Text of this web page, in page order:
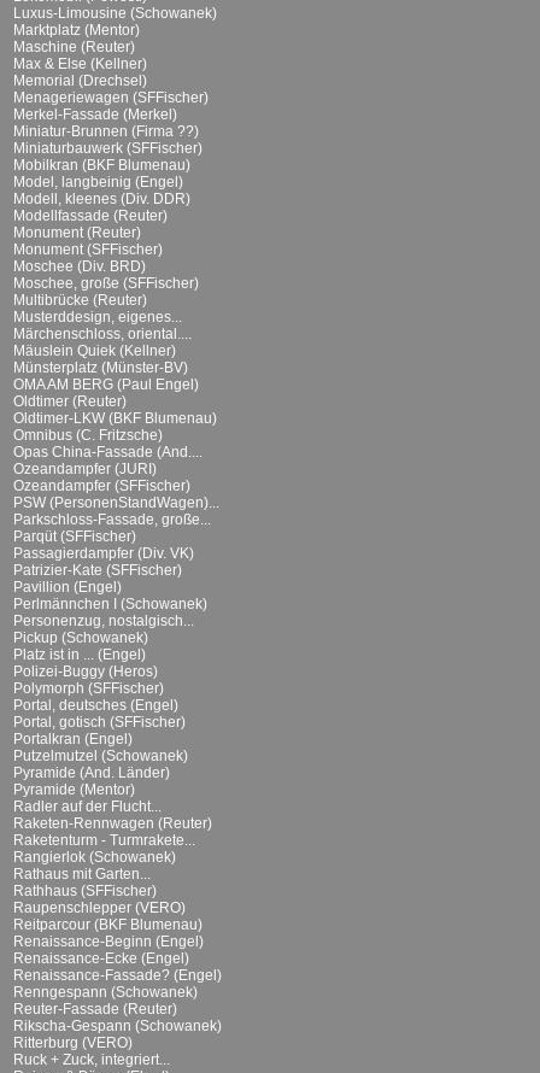
Luxus-Limousine (Schowanek)
Marktplatz (Mentor)
Maschine (Reuter)
Max & Else (Kellner)
Memorial (Drechsel)
Menageriewagen (SFFischer)
Merkel-Fassade (Merkel)
Miniatur-Brunnen (Firma ??)
Miniaturbauwerk (SFFischer)
Mobilkran (BKF Blumenau)
Model, langbeinig (Engel)
Modell, kleenes (Div. DDR)
Modellfassade (Reuter)
Monument (Reuter)
Monument (SFFischer)
Moschee (Div. BRD)
Moschee, große (SFFischer)
Multibrücke (Reuter)
Musterddesign, eigenes...
Märchenschloss, oriental....
Mäuslein Quiek (Kellner)
Münsterplatz (Münster-BV)
OMA AM BERG (Paul Engel)
Oldtimer (Reuter)
Oldtimer-LKW (BKF Blumenau)
Omnibus (C. Fritzsche)
Opas China-Fassade (And....
Ozeandampfer (JURI)
Ozeandampfer (SFFischer)
PSW (PersonenStandWagen)...
Parkschloss-Fassade, große...
Parqüt (SFFischer)
Passagierdampfer (Div. VK)
Patrizier-Kate (SFFischer)
Pavillion (Engel)
Perlmännchen I (Schowanek)
Personenzug, nostalgisch...
Pickup (Schowanek)
Platz ist in ... (Engel)
Polizei-Buggy (Heros)
Polymorph (SFFischer)
Portal, deutsches (Engel)
Portal, gotisch (SFFischer)
Portalkran (Engel)
Putzelmutzel (Schowanek)
Pyramide (And. Länder)
Pyramide (Mentor)
Radler auf der Flucht...
Raketen-Rennwagen (Reuter)
Raketenturm - Turmrakete...
Rangierlok (Schowanek)
Rathaus mit Garten...
Rathhaus (SFFischer)
Raupenschlepper (VERO)
Reitparcour (BKF Blumenau)
Renaissance-Beginn (Engel)
Renaissance-Ecke (Engel)
Renaissance-Fassade? (Engel)
Renngespann (Schowanek)
Reuter-Fassade (Reuter)
Rikscha-Gespann (Schowanek)
Ritterburg (VERO)
Ruck + Zuck, integriert...